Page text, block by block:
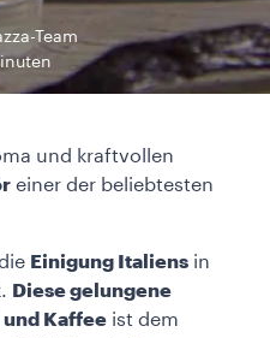
Team
und kraftvollen
einer der beliebtesten
Einigung Italiens in
Diese gelungene
und Kaffee ist dem